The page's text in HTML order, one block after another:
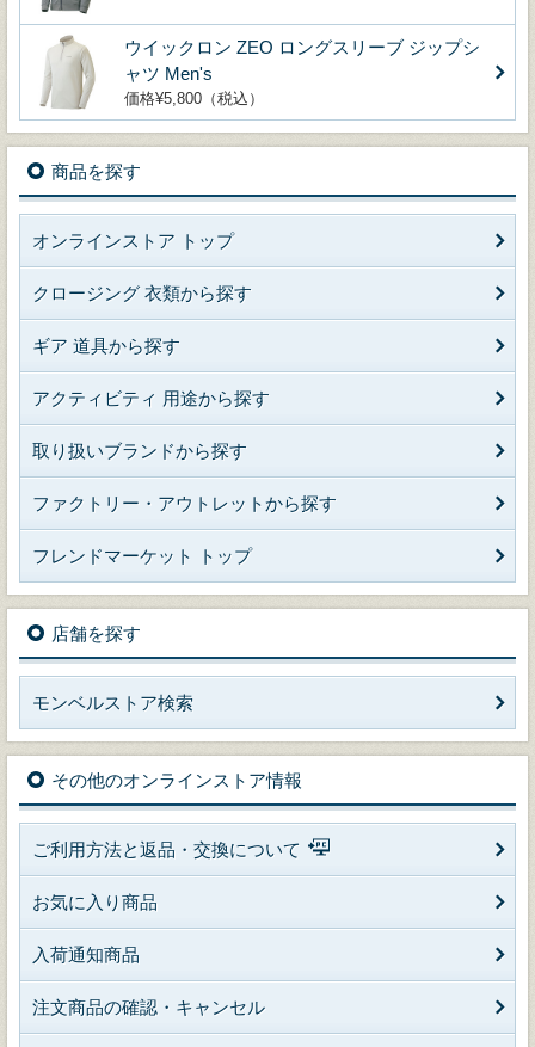
ウイックロン ZEO ロングスリーブ ジップシ
ャツ Men's
価格¥5,800（税込）
商品を探す
オンラインストア トップ
クロージング 衣類から探す
ギア 道具から探す
アクティビティ 用途から探す
取り扱いブランドから探す
ファクトリー・アウトレットから探す
フレンドマーケット トップ
店舗を探す
モンベルストア検索
その他のオンラインストア情報
ご利用方法と返品・交換について
お気に入り商品
入荷通知商品
注文商品の確認・キャンセル